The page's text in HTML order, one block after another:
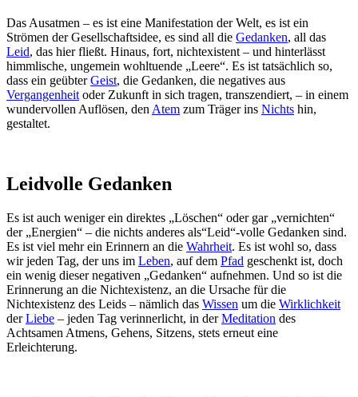
Das Ausatmen – es ist eine Manifestation der Welt, es ist ein
Strömen der Gesellschaftsidee, es sind all die Gedanken, all das
Leid, das hier fließt. Hinaus, fort, nichtexistent – und hinterlässt
himmlische, ungemein wohltuende „Leere“. Es ist tatsächlich so,
dass ein geübterGeist, die Gedanken, die negatives aus
Vergangenheit oder Zukunft in sich tragen, transzendiert, – in einem
wundervollen Auflösen, den Atem zum Träger ins Nichts hin,
gestaltet.
Leidvolle Gedanken
Es ist auch weniger ein direktes „Löschen“ oder gar „vernichten“
der „Energien“ – die nichts anderes als“Leid“-volle Gedanken sind.
Es ist viel mehr ein Erinnern an die Wahrheit. Es ist wohl so, dass
wir jeden Tag, der uns im Leben, auf dem Pfad geschenkt ist, doch
ein wenig dieser negativen „Gedanken“ aufnehmen. Und so ist die
Erinnerung an die Nichtexistenz, an die Ursache für die
Nichtexistenz des Leids – nämlich das Wissen um die Wirklichkeit
derLiebe – jeden Tag verinnerlicht, in derMeditation des
Achtsamen Atmens, Gehens, Sitzens, stets erneut eine
Erleichterung.